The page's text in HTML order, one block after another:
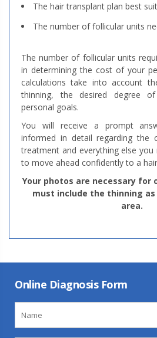
The hair transplant plan best
The number of follicular units
The number of follicular units
in determining the cost of your
calculations take into account
thinning, the desired degree
personal goals.
You will receive a prompt
informed in detail regarding the
treatment and everything else
to move ahead confidently to a
Your photos are necessary for
must include the thinning
area.
Online Diagnosis Form